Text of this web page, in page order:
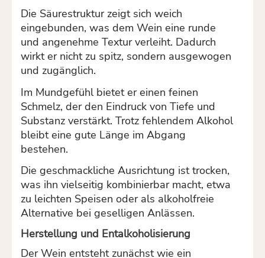
Die Säurestruktur zeigt sich weich
eingebunden, was dem Wein eine runde
und angenehme Textur verleiht. Dadurch
wirkt er nicht zu spitz, sondern ausgewogen
und zugänglich.
Im Mundgefühl bietet er einen feinen
Schmelz, der den Eindruck von Tiefe und
Substanz verstärkt. Trotz fehlendem Alkohol
bleibt eine gute Länge im Abgang
bestehen.
Die geschmackliche Ausrichtung ist trocken,
was ihn vielseitig kombinierbar macht, etwa
zu leichten Speisen oder als alkoholfreie
Alternative bei geselligen Anlässen.
Herstellung und Entalkoholisierung
Der Wein entsteht zunächst wie ein